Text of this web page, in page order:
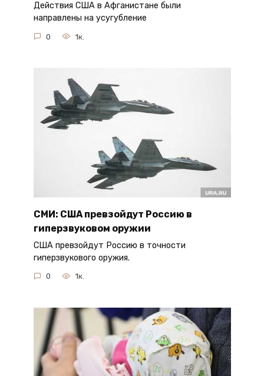
Действия США в Афганистане были
направлены на усугубление
0 1к.
СМИ: США превзойдут Россию в
гиперзвуковом оружии
США превзойдут Россию в точности
гиперзвукового оружия.
0 1к.